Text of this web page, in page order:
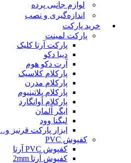
لوازم جانبی پرده
اندازه‌گیری و نصب
خرید پارکت
پارکت لمینت
پارکت آرتا کلیک
دیبا دکو
آرت دکو هوم
پارکلام کلاسیک
پارکلام مدرن
پارکلام پلاتینیوم
پارکلام آوانگارد
ایگر آلمان
لیگنا وود
ابزار پارکت قرنیز و…
کفپوش PVC
کفپوش PVC آرتا
کفپوش آرتا 2mm